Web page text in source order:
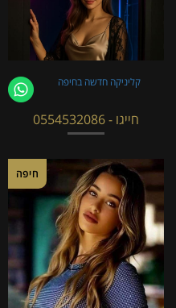
קליניקה חדשה בחיפה
חייגו - 0554532086
חיפה